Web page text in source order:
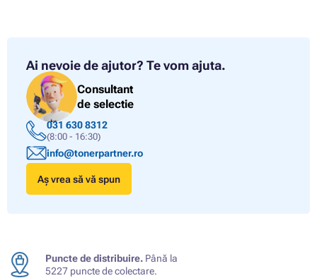
Ai nevoie de ajutor? Te vom ajuta.
Consultant
de selectie
031 630 8312
(8:00 - 16:30)
info@tonerpartner.ro
Aș vrea să vă spun
Puncte de distribuire. Până la
5227 puncte de colectare.